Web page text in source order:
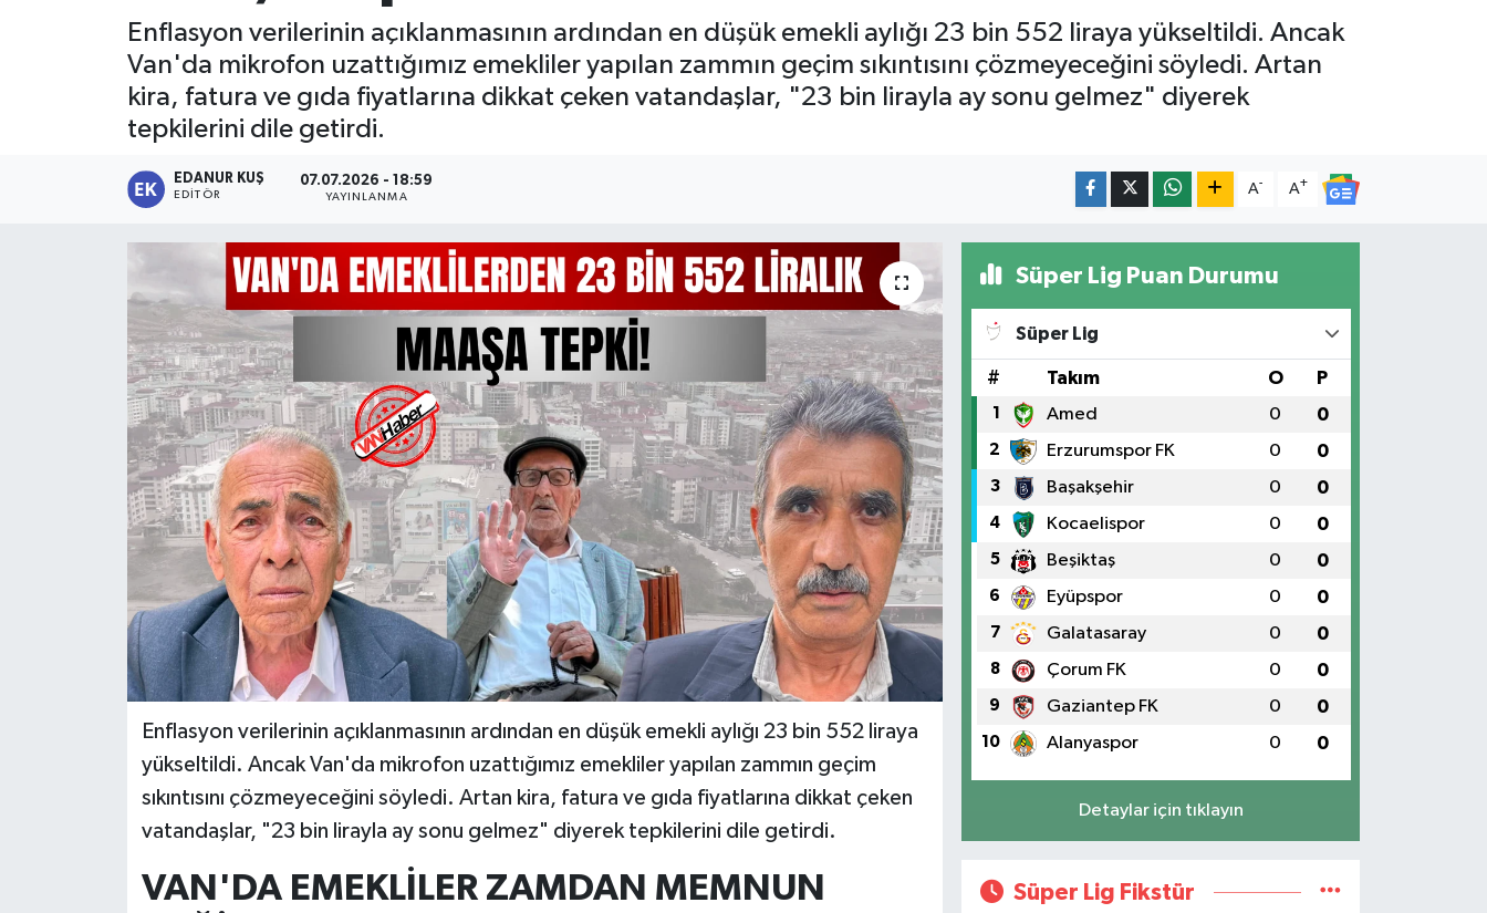
Enflasyon verilerinin açıklanmasının ardından en düşük emekli aylığı 23 bin 552 liraya yükseltildi. Ancak
Van'da mikrofon uzattığımız emekliler yapılan zammın geçim sıkıntısını çözmeyeceğini söyledi. Artan
kira, fatura ve gıda fiyatlarına dikkat çeken vatandaşlar, "23 bin lirayla ay sonu gelmez" diyerek
tepkilerini dile getirdi.
EDANUR KUŞ
EDITÖR
07.07.2026 - 18:59
YAYINLANMA
A- A+
Enflasyon verilerinin açıklanmasının ardından en düşük emekli aylığı 23 bin 552 liraya
yükseltildi. Ancak Van'da mikrofon uzattığımız emekliler yapılan zammın geçim
sıkıntısını çözmeyeceğini söyledi. Artan kira, fatura ve gıda fiyatlarına dikkat çeken
vatandaşlar, "23 bin lirayla ay sonu gelmez" diyerek tepkilerini dile getirdi.
VAN'DA EMEKLİLER ZAMDAN MEMNUN
Süper Lig Puan Durumu
Süper Lig
# Takım O P
1 Amed 0 0
2 Erzurumspor FK 0 0
3 Başakşehir 0 0
4 Kocaelispor 0 0
5 Beşiktaş 0 0
6 Eyüpspor 0 0
7 Galatasaray 0 0
8 Çorum FK 0 0
9 Gaziantep FK 0 0
10 Alanyaspor 0 0
Detaylar için tıklayın
Süper Lig Fikstür